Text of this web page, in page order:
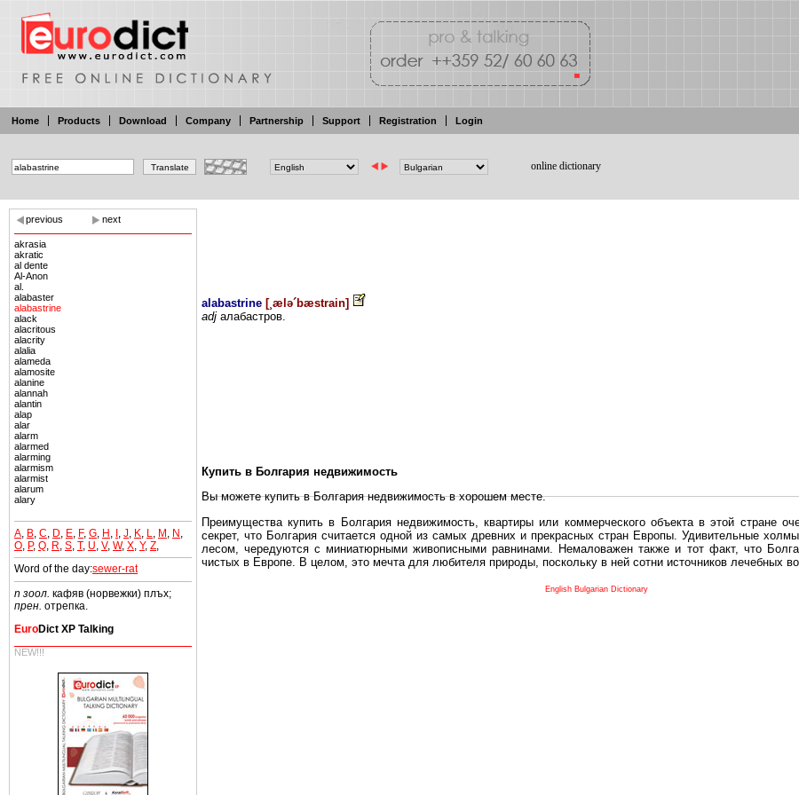
Home Products Download Company Partnership Support Registration Login
online dictionary
previous next
akrasia
akratic
al dente
Al-Anon
al.
alabaster
alabastrine
alack
alacritous
alacrity
alalia
alameda
alamosite
alanine
alannah
alantin
alap
alar
alarm
alarmed
alarming
alarmism
alarmist
alarum
alary
A B C D E F, G H I J K L M N
O P, Q R S T, U V, W, X Y, Z
Word of the day:sewer-rat
n зоол. кафяв (норвежки) плъх;
прен. отрепка.
EuroDict XP Talking
NEW!!!
alabastrine [¸ælə´bæstrain]
adj алабастров.
Купить в Болгария недвижимость
Вы можете купить в Болгария недвижимость в хорошем месте.
Преимущества купить в Болгария недвижимость, квартиры или коммерческого объекта в этой стране
секрет, что Болгария считается одной из самых древних и прекрасных стран Европы. Удивительные
лесом, чередуются с миниатюрными живописными равнинами. Немаловажен также и тот факт, что
чистых в Европе. В целом, это мечта для любителя природы, поскольку в ней сотни источников лечебных
Еще одно существенное преимущество в плане купить в Болгария недвижимость заключено в том, что
English Bulgarian Dictionary